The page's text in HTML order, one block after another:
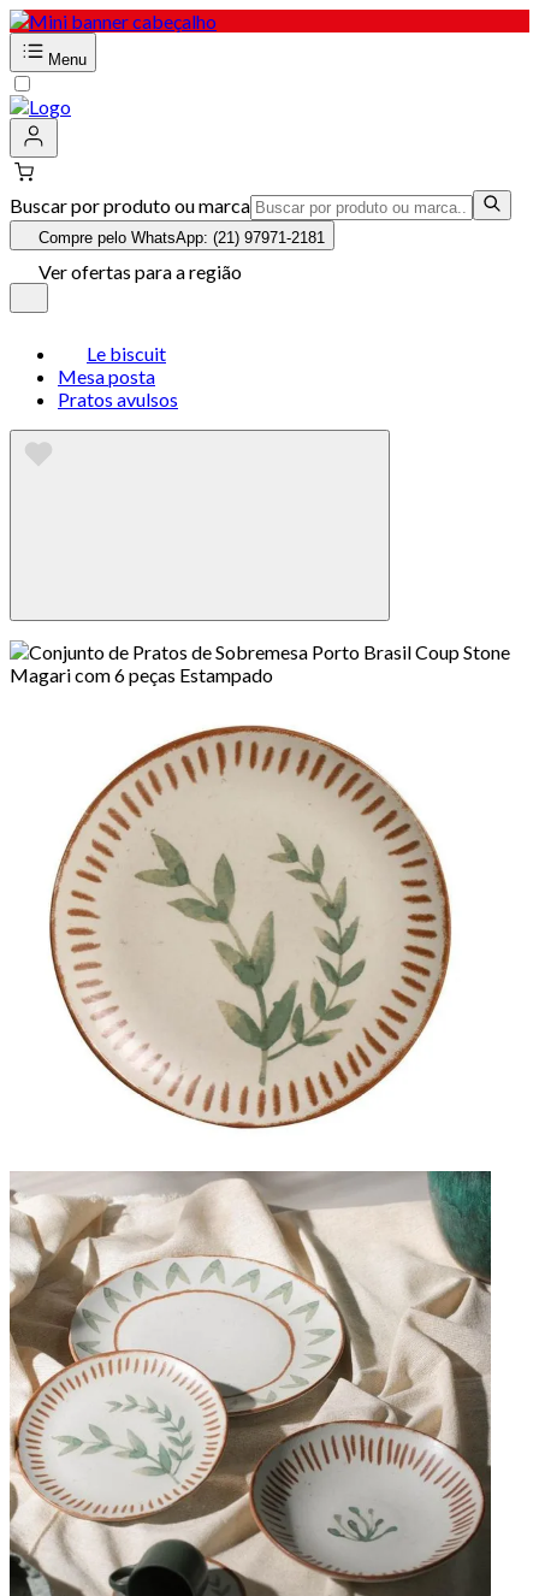
Menu
Buscar por produto ou marca
Compre pelo WhatsApp: (21) 97971-2181
Ver ofertas para a região
Le biscuit
Mesa posta
Pratos avulsos